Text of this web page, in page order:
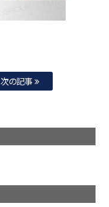
次の記事